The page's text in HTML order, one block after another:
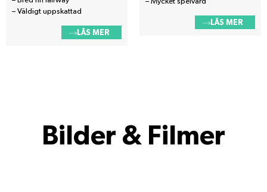
– Väldigt uppskattad
LÄS MER
LÄS MER
Bilder & Filmer